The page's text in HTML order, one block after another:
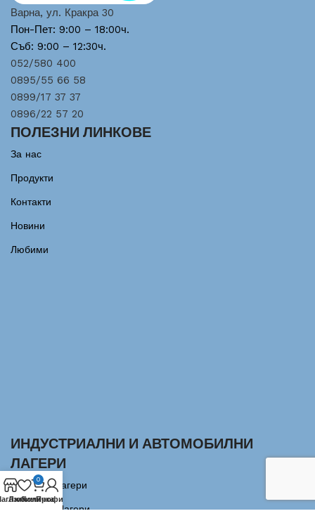
Варна, ул. Кракра 30
Пон-Пет: 9:00 – 18:00ч.
Съб: 9:00 – 12:30ч.
052/580 400
0895/55 66 58
0899/17 37 37
0896/22 57 20
ПОЛЕЗНИ ЛИНКОВЕ
За нас
Продукти
Контакти
Новини
Любими
ИНДУСТРИАЛНИ И АВТОМОБИЛНИ
ЛАГЕРИ
Сачмени лагери
Аксиални Лагери
Любими
0
Количка
Профил